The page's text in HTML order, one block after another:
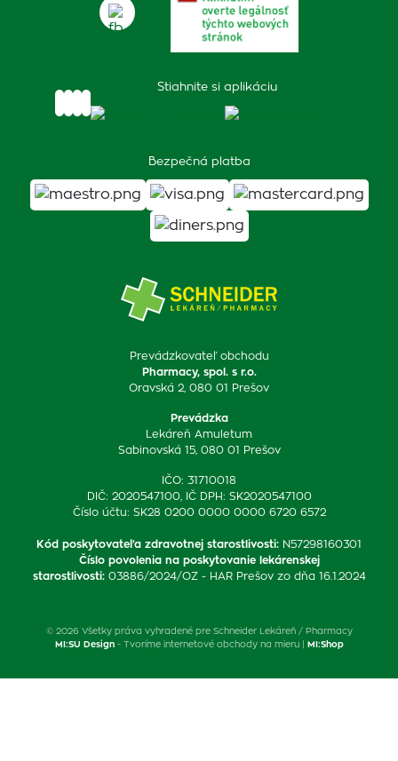
Prevádzkovateľ obchodu
Pharmacy, spol. s r.o.
Oravská 2, 080 01 Prešov
Prevádzka
Lekáreň Amuletum
Sabinovská 15, 080 01 Prešov
IČO: 31710018
DIČ: 2020547100, IČ DPH: SK2020547100
Číslo účtu: SK28 0200 0000 0000 6720 6572
Kód poskytovateľa zdravotnej starostlivosti: N57298160301
Číslo povolenia na poskytovanie lekárenskej
starostlivosti: 03886/2024/OZ - HAR Prešov zo dňa 16.1.2024
Stiahnite si aplikáciu
Bezpečná platba
© 2026 Všetky práva vyhradené pre Schneider Lekáreň / Pharmacy
MI:SU Design- Tvoríme internetové obchody na mieru | MI:Shop